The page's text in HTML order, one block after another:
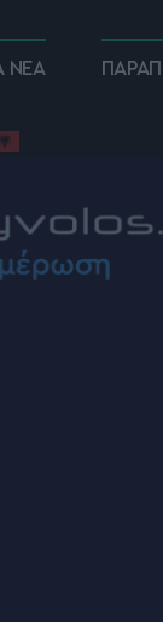
ΝΕΑ